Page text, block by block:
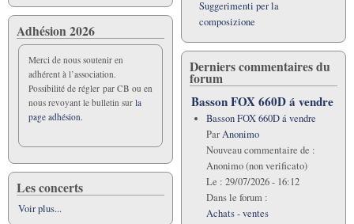
AG
Adhésion 2026
Merci de nous soutenir en
adhérent à l’association.
Possibilité de régler par CB ou en
nous revoyant le bulletin sur la
page adhésion.
Les concerts
Voir plus...
Suggerimenti per la
composizione
Derniers commentaires du
forum
Basson FOX 660D á vendre
Basson FOX 660D á vendre
ParAnonimo
Nouveau commentaire de :
Anonimo (non verificato)
Le : 29/07/2026 - 16:12
Dans le forum :
Achats - ventes